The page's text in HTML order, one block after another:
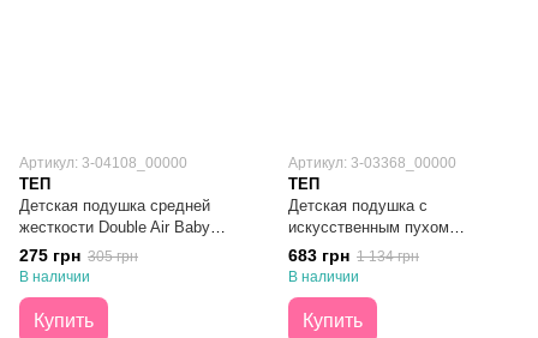
Артикул: 3-04108_00000
ТЕП
Детская подушка средней
жесткости Double Air Baby
Snow 40х60
275 грн 305 грн
В наличии
Купить
Артикул: 3-03368_00000
ТЕП
Детская подушка с
искусственным пуxом
Kangaroo Baby 40х60
683 грн 1 134 грн
В наличии
Купить